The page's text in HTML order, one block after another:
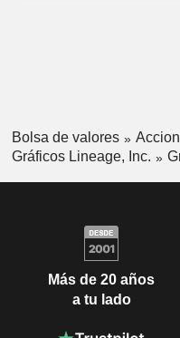
Bolsa de valores
Gráficos Lineage, Inc.
Más de 20 años
a tu lado